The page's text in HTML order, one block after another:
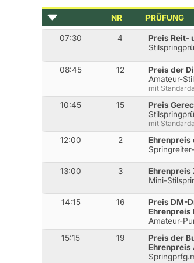
NR PRÜFUNG
07:30 4
Preis Reit-
08:45 12
Preis der
Amateur-
mit
10:45 15
Preis
mit
12:00 2
Ehrenpreis
13:00 3
Ehrenpreis
Mini-
14:15 16
Preis DM-
Ehrenpreis
Amateur-
15:15 19
Preis der
Ehrenpreis